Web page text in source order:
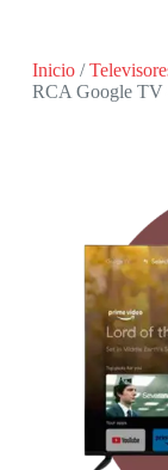
Inicio/
RCA Google TV